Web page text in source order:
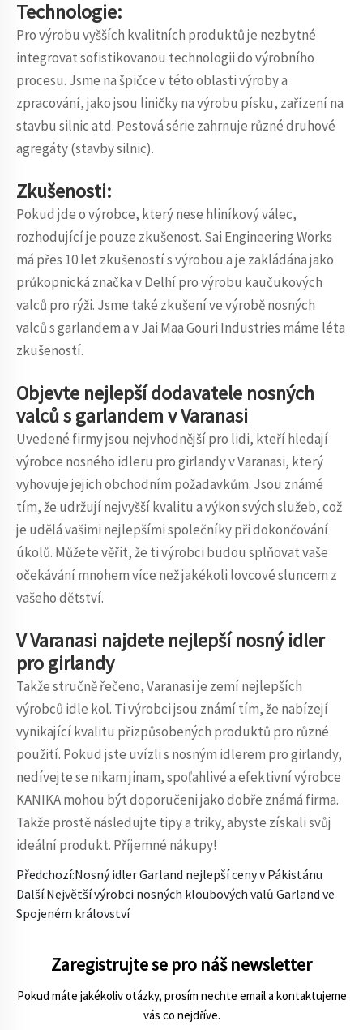
Technologie:
Pro výrobu vyšších kvalitních produktů je nezbytné
integrovat sofistikovanou technologii do výrobního
procesu. Jsme na špičce v této oblasti výroby a
zpracování, jako jsou liničky na výrobu písku, zařízení na
stavbu silnic atd. Pestová série zahrnuje různé druhové
agregáty (stavby silnic).
Zkušenosti:
Pokud jde o výrobce, který nese hliníkový válec,
rozhodující je pouze zkušenost. Sai Engineering Works
má přes 10 let zkušeností s výrobou a je zakládána jako
průkopnická značka v Delhí pro výrobu kaučukových
valců pro rýži. Jsme také zkušení ve výrobě nosných
valců s garlandem a v Jai Maa Gouri Industries máme léta
zkušeností.
Objevte nejlepší dodavatele nosných
valců s garlandem v Varanasi
Uvedené firmy jsou nejvhodnější pro lidi, kteří hledají
výrobce nosného idleru pro girlandy v Varanasi, který
vyhovuje jejich obchodním požadavkům. Jsou známé
tím, že udržují nejvyšší kvalitu a výkon svých služeb, což
je udělá vašimi nejlepšími společníky při dokončování
úkolů. Můžete věřit, že ti výrobci budou splňovat vaše
očekávání mnohem více než jakékoli lovcové sluncem z
vašeho dětství.
V Varanasi najdete nejlepší nosný idler
pro girlandy
Takže stručně řečeno, Varanasi je zemí nejlepších
výrobců idle kol. Ti výrobci jsou známí tím, že nabízejí
vynikající kvalitu přizpůsobených produktů pro různé
použití. Pokud jste uvízli s nosným idlerem pro girlandy,
nedívejte se nikam jinam, spoľahlivé a efektivní výrobce
KANIKA mohou být doporučeni jako dobře známá firma.
Takže prostě následujte tipy a triky, abyste získali svůj
ideální produkt. Příjemné nákupy!
Předchozí:Nosný idler Garland nejlepší ceny v Pákistánu
Další:Největší výrobci nosných kloubových valů Garland ve
Spojeném království
Zaregistrujte se pro náš newsletter
Pokud máte jakékoliv otázky, prosím nechte email a kontaktujeme
vás co nejdříve.